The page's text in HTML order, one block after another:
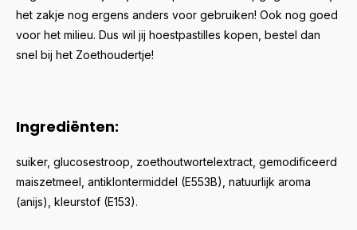
het zakje nog ergens anders voor gebruiken! Ook nog goed
voor het milieu. Dus wil jij hoestpastilles kopen, bestel dan
snel bij het Zoethoudertje!
Ingrediënten:
suiker, glucosestroop, zoethoutwortelextract, gemodificeerd
maiszetmeel, antiklontermiddel (E553B), natuurlijk aroma
(anijs), kleurstof (E153).